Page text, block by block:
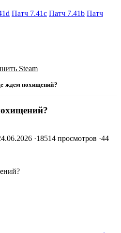
Патч 7.41c Патч 7.41b Патч
Steam
ждем похищений?
·18514 просмотров ·44